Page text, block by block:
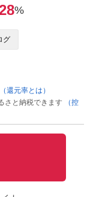
%
グ
（還元率とは）
さと納税できます
（控